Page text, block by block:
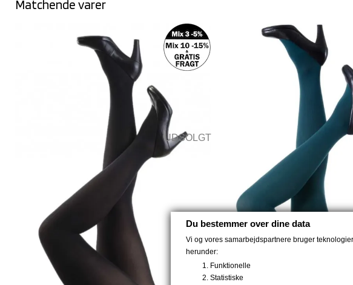
Matchende varer
UDSOLGT
Du bestemmer over dine data
Vi og vores samarbejdspartnere bruger
herunder:
Funktionelle
Statistiske